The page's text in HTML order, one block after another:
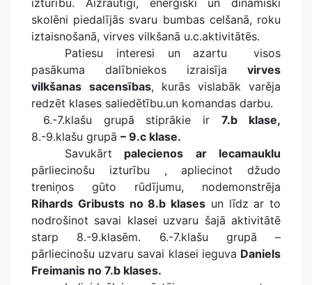
izturību. Aizrautīgi, enerģiski un dinamiski
skolēni piedalījās svaru bumbas celšanā, roku
iztaisnošanā, virves vilkšanā u.c.aktivitātēs.
Patiesu interesi un azartu visos
pasākuma dalībniekos izraisīja virves
vilkšanas sacensības, kurās vislabāk varēja
redzēt klases saliedētību.un komandas darbu.
6.-7.klašu grupā stiprākie ir7.b klase,
8.-9.klašu grupā – 9.c klase.
Savukārt palecienos ar lecamauklu
pārliecinošu izturību , apliecinot džudo
treniņos gūto rūdījumu, nodemonstrēja
Rihards Gribusts no 8.b klases un līdz ar to
nodrošinot savai klasei uzvaru šajā aktivitātē
starp 8.-9.klasēm. 6.-7.klašu grupā –
pārliecinošu uzvaru savai klasei ieguva Daniels
Freimanis no 7.b klases.